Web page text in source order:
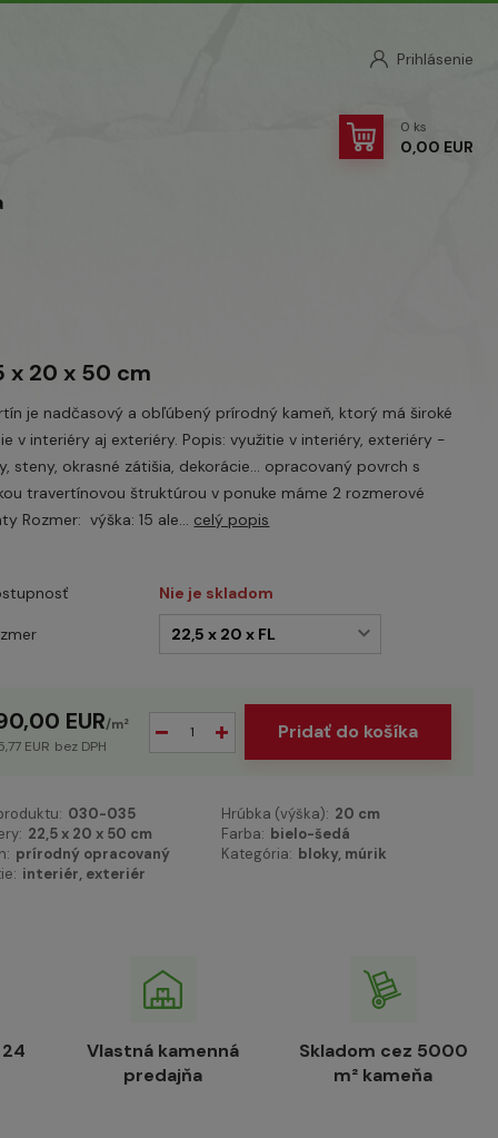
Prihlásenie
0 ks
0,00 EUR
x 20 x 50 cm
je nadčasový a obľúbený prírodný kameň, ktorý má široké
v interiéry aj exteriéry. Popis: využitie v interiéry, exteriéry -
steny, okrasné zátišia, dekorácie... opracovaný povrch s
travertínovou štruktúrou v ponuke máme 2 rozmerové
Rozmer: výška: 15 ale... celý popis
Nie je skladom
EUR/m²
EUR bez DPH
Pridať do košíka
030-035 Hrúbka (výška): 20 cm
22,5 x 20 x 50 cm Farba: bielo-šedá
prírodný opracovaný Kategória: bloky, múrik
interiér, exteriér
Vlastná kamenná
predajňa
Skladom cez 5000
m² kameňa